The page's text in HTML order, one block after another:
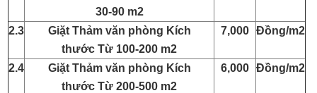
30-90 m2
2.3
Giặt Thảm văn phòng Kích
thước Từ 100-200 m2
7,000 Đồng/m2
2.4
Giặt Thảm văn phòng Kích
thước Từ 200-500 m2
6,000 Đồng/m2